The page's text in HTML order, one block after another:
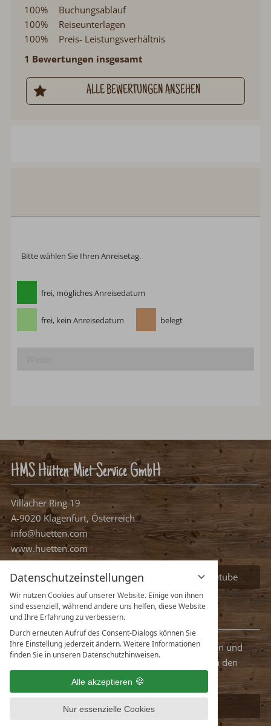
Datenschutzeinstellungen
Wir nutzen Cookies auf unserer Website. Einige von ihnen
sind essenziell, während andere uns helfen, diese Website
und Ihre Erfahrung zu verbessern.
Durch erneuten Aufruf des Consent-Dialogs können Sie
Ihre Einstellung jederzeit ändern. Weitere Informationen
finden Sie in unseren Datenschutzhinweisen.
Alle akzeptieren
Nur essenzielle Cookies
100%
Buchungsablauf
100%
Reiseunterlagen
100%
Preis- Leistungsverhältnis
1 Bewertungen insgesamt
ALLE BEWERTUNGEN ANSEHEN
Bitte wählen Sie Ihren Anreisetag.
frei, mögliches Anreisedatum
HMS Hütten-Miet-Service GmbH
Villacher Ring 19
A-9020 Klagenfurt, Österreich
www.huetten.com
Facebook Instagram Youtube
Newsletter
Seien Sie Immer top-informiert über neue Aktionen und
günstige Hütten-Angebote! Abonnieren Sie einfach den
huetten.com Newsletter!